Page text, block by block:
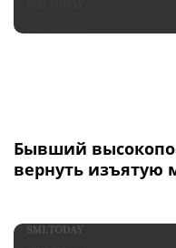
Бывший
вернуть